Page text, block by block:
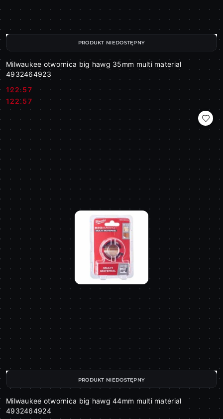
Milwaukee otwornica big hawg 35mm multi material
4932464923
Cena:
122.57
Cena:
122.57
PRODUKT NIEDOSTĘPNY
Milwaukee otwornica big hawg 44mm multi material
4932464924
PRODUKT NIEDOSTĘPNY